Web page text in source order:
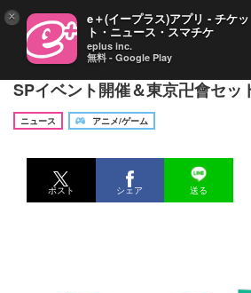
生特番で発表 TVアニメ『東京
SPイベント開催＆東京卍會セッ
ニュース
アニメ/ゲーム
ポスト シェア 送る
× e＋(イープラス)アプリ - チケッ
ト・ニュース・スマチケ
eplus inc.
無料 - Google Play